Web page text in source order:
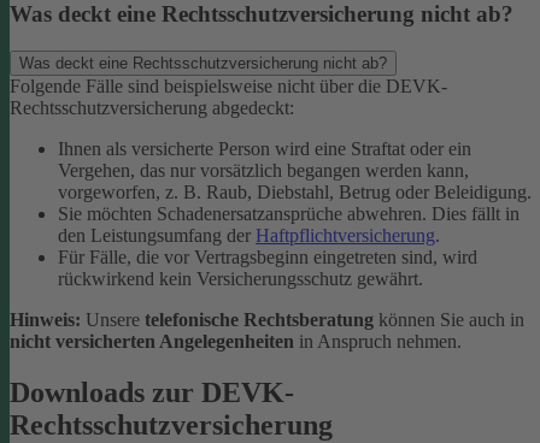
Was deckt eine Rechtsschutzversicherung nicht ab?
Was deckt eine Rechtsschutzversicherung nicht ab?
Folgende Fälle sind beispielsweise nicht über die DEVK-
Rechtsschutzversicherung abgedeckt:
Ihnen als versicherte Person wird eine Straftat oder ein
Vergehen, das nur vorsätzlich begangen werden kann,
vorgeworfen, z. B. Raub, Diebstahl, Betrug oder Beleidigung.
Sie möchten Schadenersatzansprüche abwehren. Dies fällt in
den Leistungsumfang der Haftpflichtversicherung.
Für Fälle, die vor Vertragsbeginn eingetreten sind, wird
rückwirkend kein Versicherungsschutz gewährt.
Hinweis: Unsere telefonische Rechtsberatung können Sie auch in
nicht versicherten Angelegenheiten in Anspruch nehmen.
Downloads zur DEVK-
Rechtsschutzversicherung